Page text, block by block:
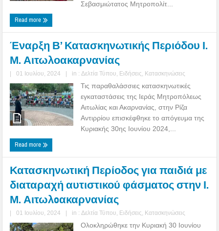
Σεβασμιώτατος Μητροπολίτ...
Read more
Έναρξη Β’ Κατασκηνωτικής Περιόδου Ι.
Μ. Αιτωλοακαρνανίας
| 01 Ιουλίου, 2024 | in : Δελτία Τύπου Ειδήσεις Κατασκηνώσεις
Τις παραθαλάσσιες κατασκηνωτικές
εγκαταστάσεις της Ιεράς Μητροπόλεως
Αιτωλίας και Ακαρνανίας, στην Ρίζα
Αντιρρίου επισκέφθηκε το απόγευμα της
Κυριακής 30ης Ιουνίου 2024,...
Read more
Κατασκηνωτική Περίοδος για παιδιά με
διαταραχή αυτιστικού φάσματος στην Ι.
Μ. Αιτωλoακαρνανίας
| 01 Ιουλίου, 2024 | in : Δελτία Τύπου Ειδήσεις Κατασκηνώσεις
Ολοκληρώθηκε την Κυριακή 30 Ιουνίου